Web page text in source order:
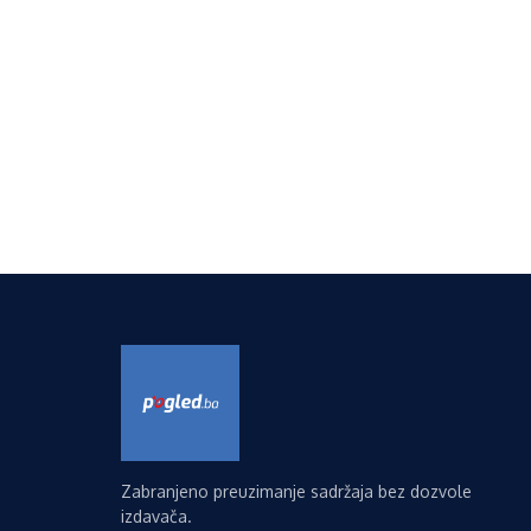
Zabranjeno preuzimanje sadržaja bez dozvole
izdavača.